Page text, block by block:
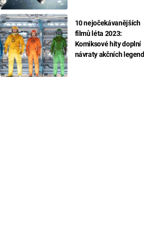
10 nejočekávanějších
filmů léta 2023:
Komiksové hity doplní
návraty akčních legend